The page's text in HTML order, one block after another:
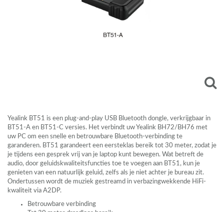
Yealink BT51 is een plug-and-play USB Bluetooth dongle, verkrijgbaar in
BT51-A en BT51-C versies. Het verbindt uw Yealink BH72/BH76 met
uw PC om een snelle en betrouwbare Bluetooth-verbinding te
garanderen. BT51 garandeert een eersteklas bereik tot 30 meter, zodat je
je tijdens een gesprek vrij van je laptop kunt bewegen. Wat betreft de
audio, door geluidskwaliteitsfuncties toe te voegen aan BT51, kun je
genieten van een natuurlijk geluid, zelfs als je niet achter je bureau zit.
Ondertussen wordt de muziek gestreamd in verbazingwekkende HiFi-
kwaliteit via A2DP.
Betrouwbare verbinding